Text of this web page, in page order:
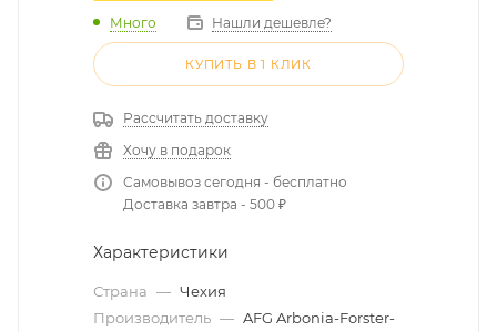
Много Нашли дешевле?
КУПИТЬ В 1 КЛИК
Рассчитать доставку
Хочу в подарок
Самовывоз сегодня - бесплатно
Доставка завтра - 500 ₽
Характеристики
Страна — Чехия
Производитель — AFG Arbonia-Forster-